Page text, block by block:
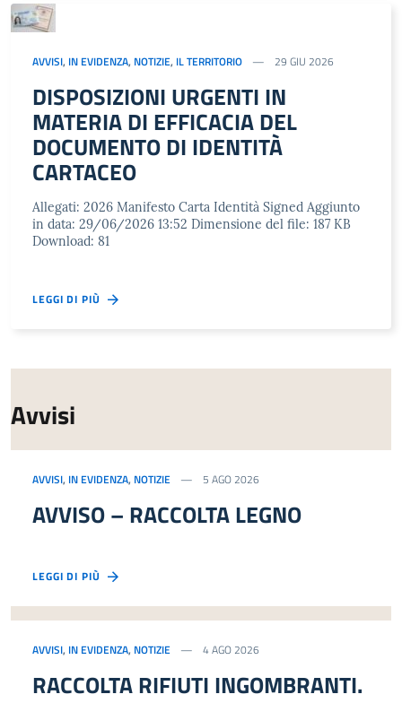
AVVISI, IN EVIDENZA, NOTIZIE, IL TERRITORIO 29 GIU 2026
DISPOSIZIONI URGENTI IN
MATERIA DI EFFICACIA DEL
DOCUMENTO DI IDENTITÀ
CARTACEO
Allegati: 2026 Manifesto Carta Identità Signed Aggiunto
in data: 29/06/2026 13:52 Dimensione del file: 187 KB
Download: 81
LEGGI DI PIÙ
Avvisi
AVVISI, IN EVIDENZA, NOTIZIE 5 AGO 2026
AVVISO – RACCOLTA LEGNO
LEGGI DI PIÙ
AVVISI, IN EVIDENZA, NOTIZIE 4 AGO 2026
RACCOLTA RIFIUTI INGOMBRANTI.